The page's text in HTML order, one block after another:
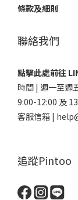
條款及細則
聯絡我們
點擊此處前往
時間 | 週一至週
9:00-12:00 及
客服信箱 |
追蹤Pintoo